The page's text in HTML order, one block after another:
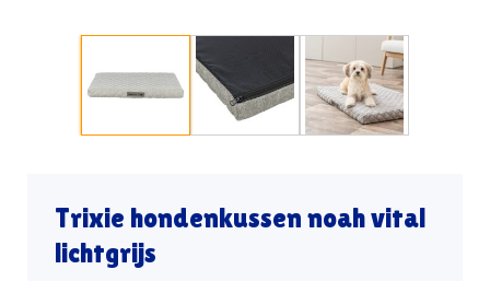
Trixie hondenkussen noah vital
lichtgrijs